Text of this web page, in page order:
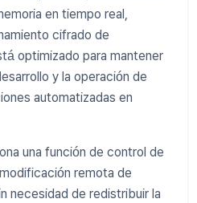
en tiempo real,
cifrado de
optimizado para mantener
y la operación de
automatizadas en
una función de control de
remota de
necesidad de redistribuir la